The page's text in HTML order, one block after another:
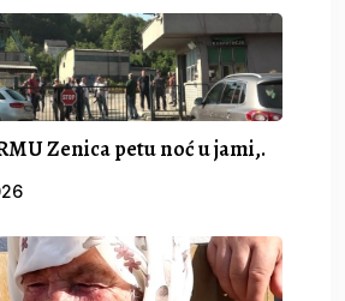
Zenica petu noć u jami,.